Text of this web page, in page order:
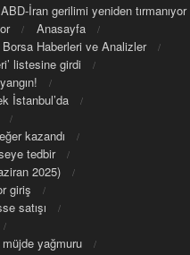
ABD-İran gerilimi yeniden tırmanıyor
Anasayfa
Haberleri ve Analizler
listesine girdi
İstanbul’da
kazandı
tedbir
2025)
giriş
satışı
müjde yağmuru